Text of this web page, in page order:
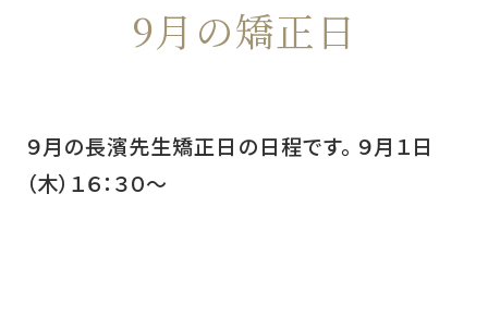
9月の矯正日
９月の長濱先生矯正日の日程です。 ９月１日
（木）１６：３０～